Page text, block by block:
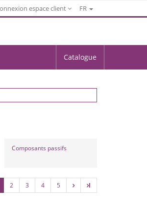
espace client FR
Catalogue
Composants passifs
2 3 4 5 l